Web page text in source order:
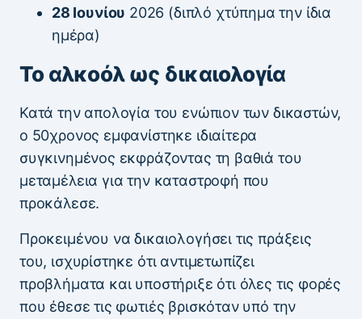
28 Ιουνίου 2026 (διπλό χτύπημα την ίδια
ημέρα)
Το αλκοόλ ως δικαιολογία
Κατά την απολογία του ενώπιον των δικαστών,
ο 50χρονος εμφανίστηκε ιδιαίτερα
συγκινημένος εκφράζοντας τη βαθιά του
μεταμέλεια για την καταστροφή που
προκάλεσε.
Προκειμένου να δικαιολογήσει τις πράξεις
του, ισχυρίστηκε ότι αντιμετωπίζει
προβλήματα και υποστήριξε ότι όλες τις φορές
που έθεσε τις φωτιές βρισκόταν υπό την